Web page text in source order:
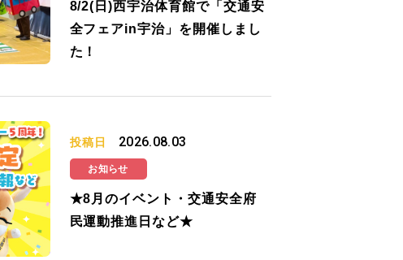
8/2(日)西宇治体育館で「交通安
全フェアin宇治」を開催しまし
た！
投稿日 2026.08.03
お知らせ
★8月のイベント・交通安全府
民運動推進日など★